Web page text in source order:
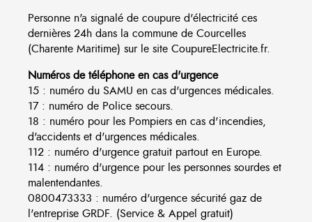
Personne n'a signalé de coupure d'électricité ces
dernières 24h dans la commune de Courcelles
(Charente Maritime) sur le site CoupureElectricite.fr.
Numéros de téléphone en cas d'urgence
15 : numéro du SAMU en cas d'urgences médicales.
17 : numéro de Police secours.
18 : numéro pour les Pompiers en cas d'incendies,
d'accidents et d'urgences médicales.
112 : numéro d'urgence gratuit partout en Europe.
114 : numéro d'urgence pour les personnes sourdes et
malentendantes.
0800473333 : numéro d'urgence sécurité gaz de
l'entreprise GRDF. (Service & Appel gratuit)